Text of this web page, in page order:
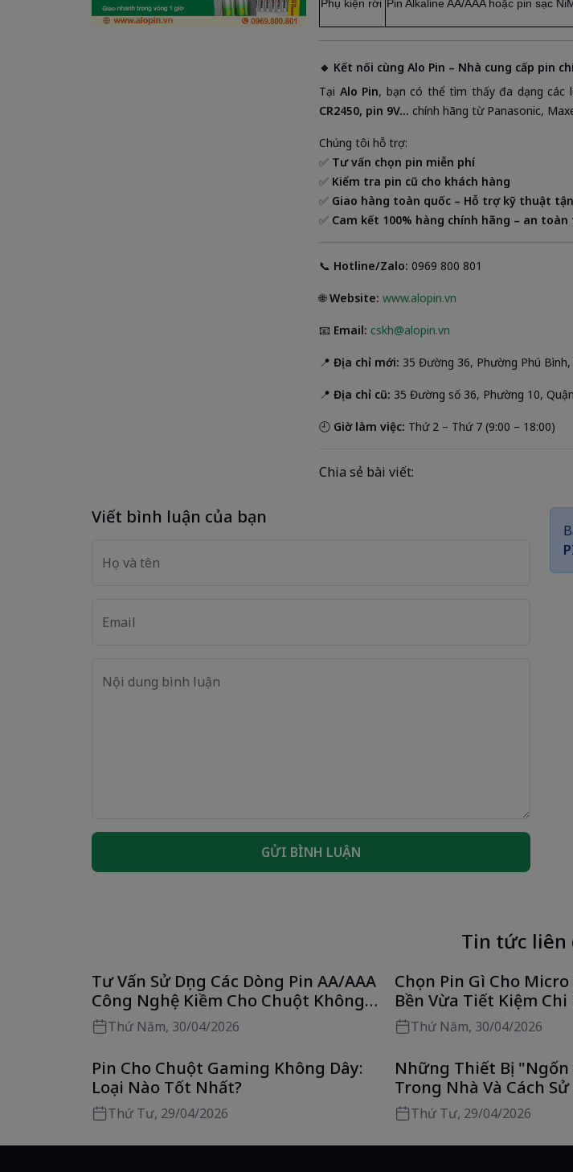
Phụ kiện rời Pin Alkaline AA/AAA hoặc pin sạc
🔹 Kết nối cùng Alo Pin – Nhà cung cấp pin
Tại Alo Pin, bạn có thể tìm thấy đa dạng các
CR2450, pin 9V... chính hãng từ Panasonic,
Chúng tôi hỗ trợ:
✅ Tư vấn chọn pin miễn phí
✅ Kiểm tra pin cũ cho khách hàng
✅ Giao hàng toàn quốc – Hỗ trợ kỹ thuật
✅ Cam kết 100% hàng chính hãng – an
📞 Hotline/Zalo: 0969 800 801
🌐Website: www.alopin.vn
📧 Email: cskh@alopin.vn
📍 Địa chỉ mới: 35 Đường 36, Phường Phú Bình,
📍 Địa chỉ cũ: 35 Đường số 36, Phường 10,
🕘 Giờ làm việc: Thứ 2 – Thứ 7 (9:00 – 18:00)
Chia sẻ bài viết:
Viết bình luận của bạn
Họ và tên
Email
Nội dung bình luận
GỬI BÌNH LUẬN
Tin tức liên
Tư Vấn Sử Dụng Các Dòng Pin AA/AAA
Công Nghệ Kiềm Cho Chuột Không
Dây Tối Ưu Nhất
Thứ Năm, 30/04/2026
Chọn Pin Gì Cho
Bền Vừa Tiết Kiệm Chi
Thứ Năm, 30/04/2026
Pin Cho Chuột Gaming Không Dây:
Loại Nào Tốt Nhất?
Thứ Tư, 29/04/2026
Những Thiết Bị
Trong Nhà Và Cách Sử
QuảThứ Tư, 29/04/2026